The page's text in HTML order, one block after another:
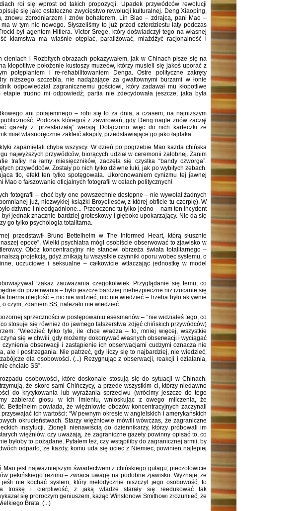
roi się wprost od takich propozycji. Upadek przywódców rewolucji
się jako ostateczne zwycięstwo rewolucji kulturalnej. Deng Xiaoping,
znowu zbrodniarzem i znów bohaterem, Lin Biao – zdrajcą, pani Mao –
w tym nic nowego. Słyszeliśmy to już przed czterdziestu laty podczas
był agentem Hitlera. Victor Srege, który doświadczył tego na własnej
kłamstwa ma właśnie otępiać, paraliżować, miażdżyć racjonalność i
cieniach i Rozbitych obrazach pokazywałem, jak w Chinach pisze się na
kłopotliwe położenie kustoszy muzeów, którzy musieli się jakoś uporać z
potępianiem i re-rehabilitowaniem Denga. Ostre polityczne zakręty
niższego szczebla, nie nadążające za gwałtownymi burzami w łonie
odpowiedział zagranicznemu gościowi, który zadawał mu kłopotliwe
trudno mi odpowiedź; partia nie zdecydowała jeszcze, jaka była
ani potajemnego – robi się to za dnia, a czasem, na najniższym
Podczas któregoś z zawirowań, gdy Deng nagle znów zaczął
gazety z “przestarzałą” wersją. Dołączono więc do nich karteczki ze
miał własnoręcznie zakleić akapity, przedstawiające go jako łajdaka.
zapamiętali chyba wszyscy. W dzień po pogrzebie Mao każda chińska
najwyższych przywódców, biorących udział w ceremonii żałobnej. Zanim
trafiły na łamy miesięczników, zaczęła się czystka “bandy czworga”.
przywódców. Zostały po nich tylko dziwne luki, jak po wybitych zębach.
tło, efekt ten tylko spotęgowała. Ukoronowaniem cynizmu tej jawnej
Mao o fałszowanie oficjalnych fotografii w celach politycznych!
fotografii – choć były one powszechnie dostępne – nie wywołał żadnych
już, niezwykłej książki Broyellesów, z której obficie tu czerpię). W
dziwne i nieodgadnione... Przeoczono tu tylko jedno – nam ten incydent
jednak znacznie bardziej groteskowy i głęboko upokarzający. Nie da się
go tylko psychologia totalitarna.
przedstawił Bruno Bettelheim w The Informed Heart, którą słusznie
epoce”. Wielki psychiatra mógł osobiście obserwować to zjawisko w
Obóz koncentracyjny nie stanowi obrzeża świata totalitarnego –
projekcją, gdyż znikają tu wszystkie czynniki oporu wobec systemu, o
uczuciowe i seksualne – całkowicie wtłaczając jednostkę w model
“zakaz zauważania czegokolwiek. Przyglądanie się temu, co
do przetrwania – było jeszcze bardziej niebezpieczne niż rzucanie się
bierna uległość – nic nie widzieć, nic nie wiedzieć – trzeba było aktywnie
czym, zdaniem SS, należało nie wiedzieć.
sprzeczności w postępowaniu esesmanów – “nie widziałeś tego, co
stosuje się również do jawnego fałszerstwa zdjęć chińskich przywódców)
“Wiedzieć tylko tyle, ile chce władza – to, mniej więcej, wszystkie
się w chwili, gdy możemy dokonywać własnych obserwacji i wyciągać
obserwacji i zastąpienie ich obserwacjami cudzymi oznacza nie
ale i postrzegania. Nie patrzeć, gdy liczy się to najbardziej, nie wiedzieć,
dla osobowości. (...) Rezygnując z obserwacji, reakcji i działania,
chciało SS”.
osobowości, które doskonale stosują się do sytuacji w Chinach.
że skoro sami Chińczycy, a przede wszystkim ci, którzy niedawno
do krytykowania lub wyrażania sprzeciwu (wrócimy jeszcze do tego
zabierać głosu w ich imieniu, wnioskując z owego milczenia, że
Bettelheim powiada, że więźniowie obozów koncentracyjnych zaczynali
ich wartości: “W pewnym okresie w angielskich i amerykańskich
okrucieństwach. Starzy więźniowie mówili wówczas, że zagraniczne
instytucji. Zionęli nienawiścią do dziennikarzy, którzy próbowali im
więźniów, czy uważają, że zagraniczne gazety powinny opisać to, co
byłoby to pożądane. Pytałem też, czy wstąpiliby do zagranicznej armii, by
odparło, że każdy, komu uda się uciec z Niemiec, powinien najlepiej
jest najważniejszym świadectwem z chińskiego gułagu, pieczołowicie
pekińskiego reżimu – zwraca uwagę na podobne zjawisko. Wyznaje, że
nie kochać system, który metodycznie niszczył jego osobowość, to
troskę i cierpliwość, z jaką władze starały się reedukować tak
się proroczym geniuszem, każąc Winstonowi Smithowi zrozumieć, że
Brata. (...)